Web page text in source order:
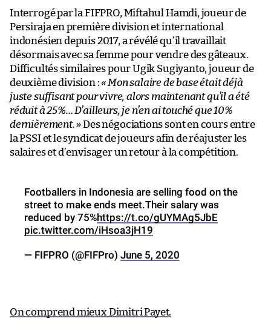
Interrogé par la FIFPRO, Miftahul Hamdi, joueur de
Persiraja en première division et international
indonésien depuis 2017, a révélé qu’il travaillait
désormais avec sa femme pour vendre des gâteaux.
Difficultés similaires pour Ugik Sugiyanto, joueur de
deuxième division :« Mon salaire de base était déjà
juste suffisant pour vivre, alors maintenant qu’il a été
réduit à 25%… D’ailleurs, je n’en ai touché que 10%
dernièrement. »Des négociations sont en cours entre
la PSSI et le syndicat de joueurs afin de réajuster les
salaires et d’envisager un retour à la compétition.
Footballers in Indonesia are selling food on the
street to make ends meet.Their salary was
reduced by 75%https://t.co/gUYMAg5JbE
pic.twitter.com/iHsoa3jH19
— FIFPRO (@FIFPro) June 5, 2020
On comprend mieux Dimitri Payet.